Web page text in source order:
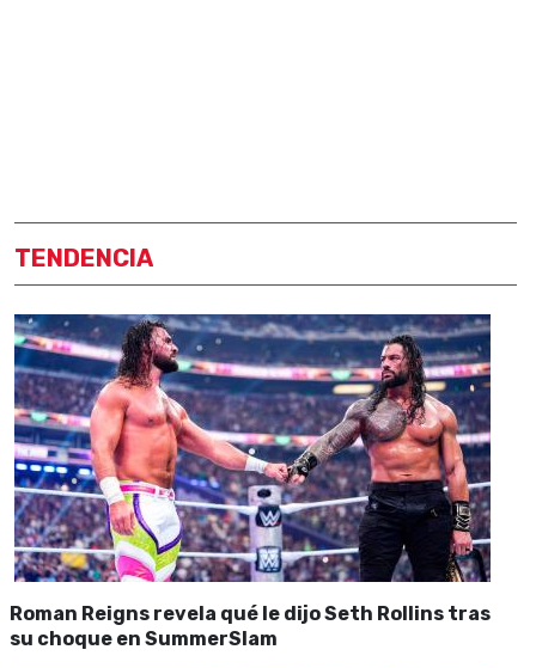
TENDENCIA
Roman Reigns revela qué le dijo Seth Rollins tras
su choque en SummerSlam